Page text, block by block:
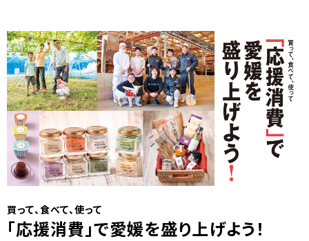
買って、食べて、使って
「応援消費」で愛媛を盛り上げよう！